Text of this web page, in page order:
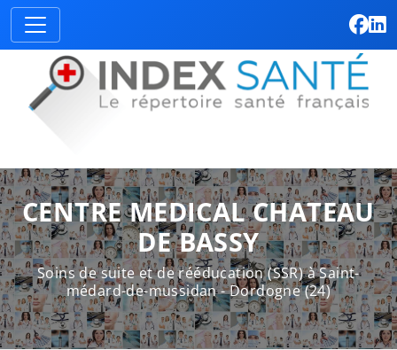
CENTRE MEDICAL CHATEAU
DE BASSY
Soins de suite et de rééducation (SSR) à Saint-
médard-de-mussidan - Dordogne (24)